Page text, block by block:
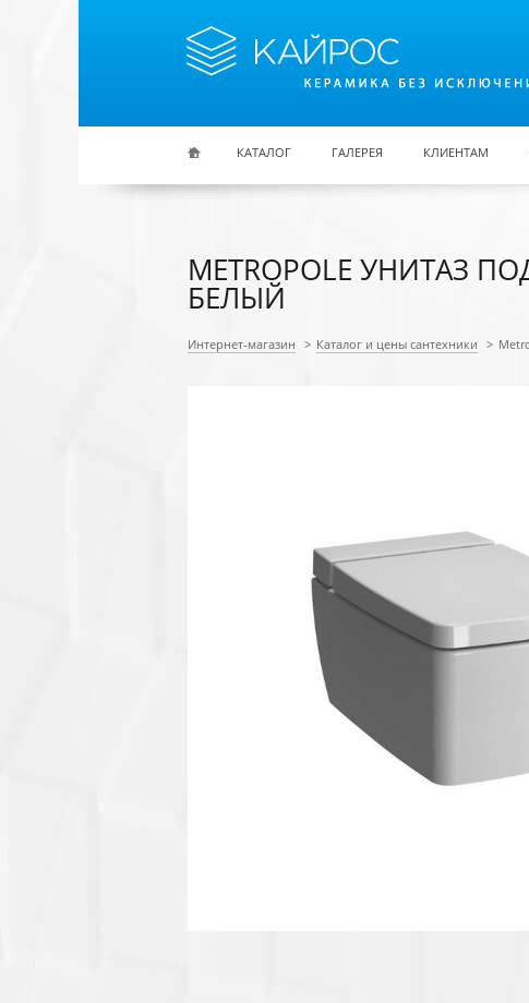
КАТАЛОГ ГАЛЕРЕЯ КЛИЕНТАМ
METROPOLE УНИТАЗ
БЕЛЫЙ
Интернет-магазин > Каталог и цены сантехники >